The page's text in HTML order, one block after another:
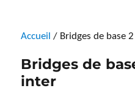
Accueil / Bridges de base
Bridges de
inter